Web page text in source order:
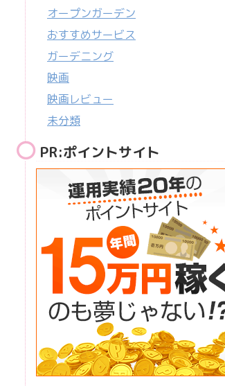
オープンガーデン
おすすめサービス
ガーデニング
映画
映画レビュー
未分類
PR:ポイントサイト